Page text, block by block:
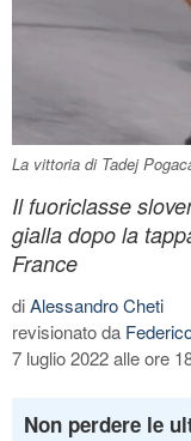
La vittoria di Tadej
Il fuoriclasse
gialla dopo la
France
diAlessandro Cheti
revisionato da
7 luglio 2022 alle ore
Non perdere le